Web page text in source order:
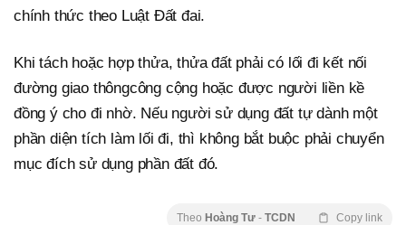
chính thức theo Luật Đất đai.
Khi tách hoặc hợp thửa, thửa đất phải có lối đi kết nối
đường giao thôngcông cộng hoặc được người liền kề
đồng ý cho đi nhờ. Nếu người sử dụng đất tự dành một
phần diện tích làm lối đi, thì không bắt buộc phải chuyển
mục đích sử dụng phần đất đó.
Theo Hoàng Tư - TCDN Copy link